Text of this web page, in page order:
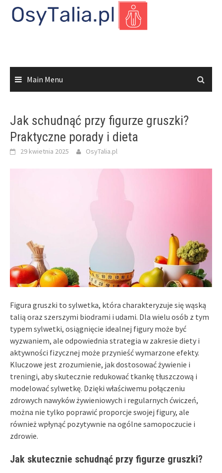
Main Menu
Jak schudnąć przy figurze gruszki?
Praktyczne porady i dieta
29 kwietnia 2025 OsyTalia.pl
Figura gruszki to sylwetka, która charakteryzuje się wąską
talią oraz szerszymi biodrami i udami. Dla wielu osób z tym
typem sylwetki, osiągnięcie idealnej figury może być
wyzwaniem, ale odpowiednia strategia w zakresie diety i
aktywności fizycznej może przynieść wymarzone efekty.
Kluczowe jest zrozumienie, jak dostosować żywienie i
treningi, aby skutecznie redukować tkankę tłuszczową i
modelować sylwetkę. Dzięki właściwemu połączeniu
zdrowych nawyków żywieniowych i regularnych ćwiczeń,
można nie tylko poprawić proporcje swojej figury, ale
również wpłynąć pozytywnie na ogólne samopoczucie i
zdrowie.
Jak skutecznie schudnąć przy figurze gruszki?